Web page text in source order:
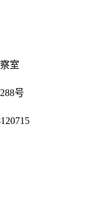
室
288号